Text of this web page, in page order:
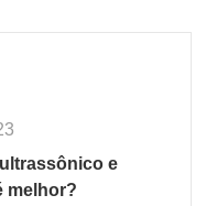
e
melhor?